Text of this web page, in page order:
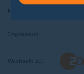
Nutzungsbedingungen
Impressum
Wechseln zu:
Weitere